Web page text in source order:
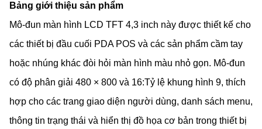
Bảng giới thiệu sản phẩm
Mô-đun màn hình LCD TFT 4,3 inch này được thiết kế cho
các thiết bị đầu cuối PDA POS và các sản phẩm cầm tay
hoặc nhúng khác đòi hỏi màn hình màu nhỏ gọn. Mô-đun
có độ phân giải 480 × 800 và 16:Tỷ lệ khung hình 9, thích
hợp cho các trang giao diện người dùng, danh sách menu,
thông tin trạng thái và hiển thị đồ họa cơ bản trong thiết bị